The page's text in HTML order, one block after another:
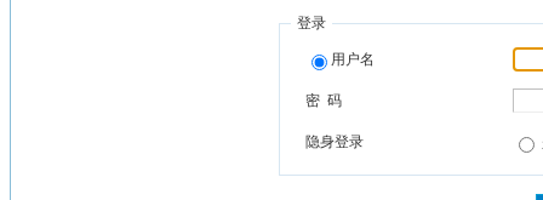
登录
用户名
密 码
隐身登录